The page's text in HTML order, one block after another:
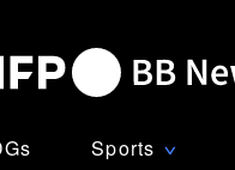
Sports ∨